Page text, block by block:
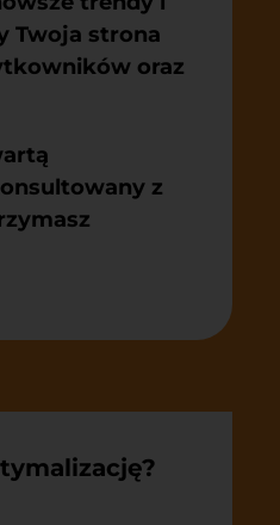
Twoja strona
oraz
z